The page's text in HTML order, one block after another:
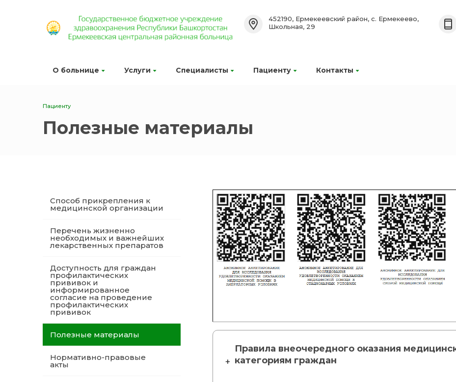
О больнице Услуги Специалисты Пациенту Контакты
452190, Ермекеевский район, с. Ермекеево,
Школьная, 29
Пациенту
Полезные материалы
Способ прикрепления к
медицинской организации
Перечень жизненно
необходимых и важнейших
лекарственных препаратов
Доступность для граждан
профилактических
прививок и
информированное
согласие на проведение
профилактических
прививок
Полезные материалы
Нормативно-правовые
акты
Правила внеочередного оказания
категориям граждан